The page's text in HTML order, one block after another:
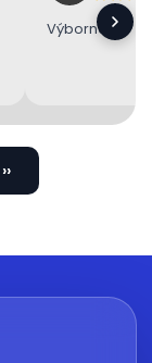
Výborne 👌